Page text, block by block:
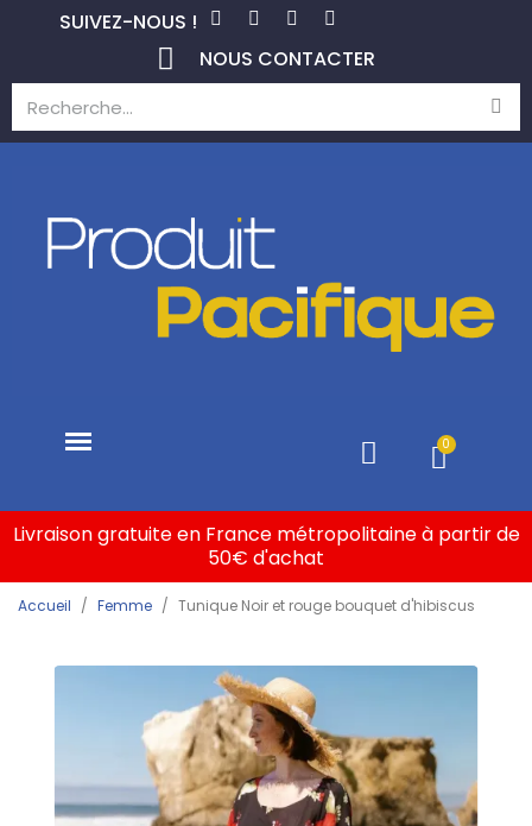
SUIVEZ-NOUS !
NOUS CONTACTER
Livraison gratuite en France métropolitaine à partir de
50€ d'achat
Accueil Femme Tunique Noir et rouge bouquet d'hibiscus